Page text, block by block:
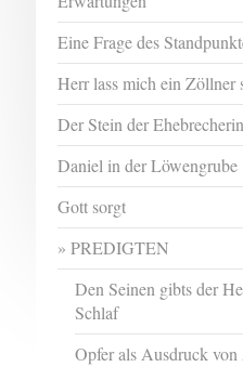
Eine Frage des
Herr lass mich ein Zöllner
Der Stein der Ehebrecherin
Daniel in der Löwengrube
Gott sorgt
PREDIGTEN
Den Seinen gibts der
Schlaf
Opfer als Ausdruck